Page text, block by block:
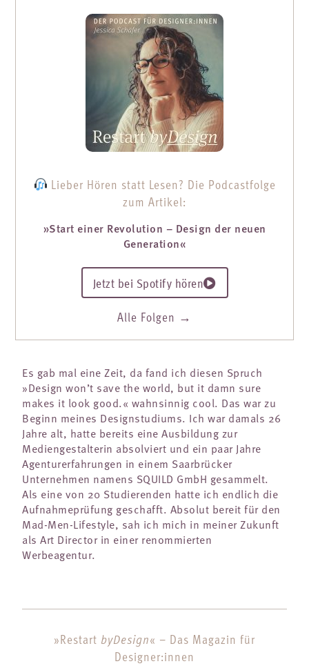
Lieber Hören statt Lesen? Die Podcastfolge
zum Artikel:
»Start einer Revolution – Design der neuen
Generation«
Jetzt bei Spotify hören
Alle Folgen →
Es gab mal eine Zeit, da fand ich diesen Spruch
»Design won’t save the world, but it damn sure
makes it look good.« wahnsinnig cool. Das war zu
Beginn meines Designstudiums. Ich war damals 26
Jahre alt, hatte bereits eine Ausbildung zur
Mediengestalterin absolviert und ein paar Jahre
Agenturerfahrungen in einem Saarbrücker
Unternehmen namens SQUILD GmbH gesammelt.
Als eine von 20 Studierenden hatte ich endlich die
Aufnahmeprüfung geschafft. Absolut bereit für den
Mad-Men-Lifestyle, sah ich mich in meiner Zukunft
als Art Director in einer renommierten
Werbeagentur.
»Restart byDesign« – Das Magazin für
Designer:innen